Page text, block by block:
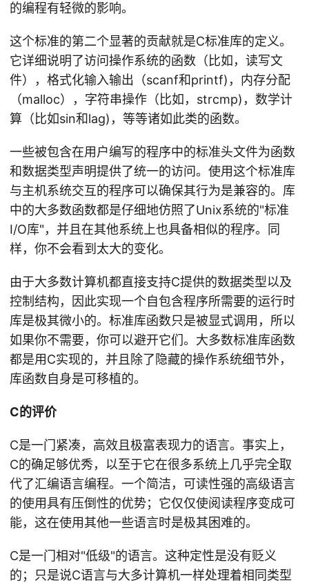
的编程有轻微的影响。
这个标准的第二个显著的贡献就是C标准库的定义。
它详细说明了访问操作系统的函数（比如，读写文
件），格式化输入输出（scanf和printf)，内存分配
（malloc），字符串操作（比如，strcmp)，数学计
算（比如sin和lag)，等等诸如此类的函数。
一些被包含在用户编写的程序中的标准头文件为函数
和数据类型声明提供了统一的访问。使用这个标准库
与主机系统交互的程序可以确保其行为是兼容的。库
中的大多数函数都是仔细地仿照了Unix系统的"标准
I/O库"，并且在其他系统上也具备相似的程序。同
样，你不会看到太大的变化。
由于大多数计算机都直接支持C提供的数据类型以及
控制结构，因此实现一个自包含程序所需要的运行时
库是极其微小的。标准库函数只是被显式调用，所以
如果你不需要，你可以避开它们。大多数标准库函数
都是用C实现的，并且除了隐藏的操作系统细节外，
库函数自身是可移植的。
C的评价
C是一门紧凑，高效且极富表现力的语言。事实上，
C的确足够优秀，以至于它在很多系统上几乎完全取
代了汇编语言编程。一个简洁，可读性强的高级语言
的使用具有压倒性的优势；它仅仅使阅读程序变成可
能，这在使用其他一些语言时是极其困难的。
C是一门相对"低级"的语言。这种定性是没有贬义
的；只是说C语言与大多计算机一样处理着相同类型